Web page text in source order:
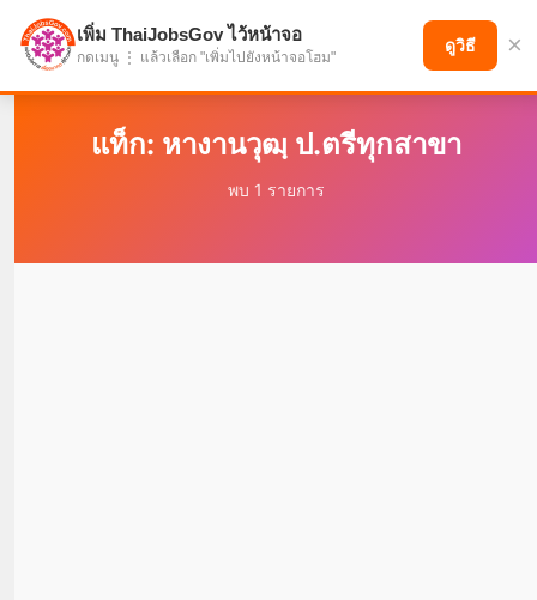
แบ่งปันโอกาส เพื่ออนาคตที่ก้าวหน้า
แท็ก: หางานวุฒฺ ป.ตรีทุกสาขา
พบ 1 รายการ
เพิ่ม ThaiJobsGov ไว้หน้าจอ
กดเมนู ⋮ แล้วเลือก "เพิ่มไปยังหน้าจอโฮม"
ดูวิธี ×